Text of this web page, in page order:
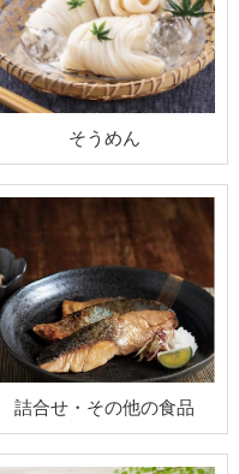
そうめん
詰合せ・その他の食品